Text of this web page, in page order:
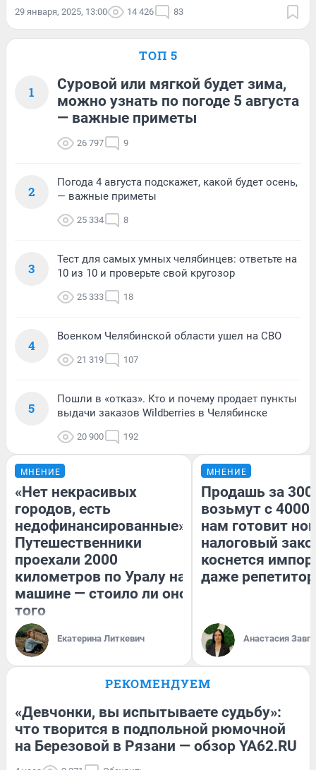
29 января, 2025, 13:00 14 426 83
ТОП 5
1
Суровой или мягкой будет зима,
можно узнать по погоде 5 августа
— важные приметы
26 797 9
2
Погода 4 августа подскажет, какой будет осень,
— важные приметы
25 334 8
3
Тест для самых умных челябинцев: ответьте на
10 из 10 и проверьте свой кругозор
25 333 18
4
Военком Челябинской области ушел на СВО
21 319 107
5
Пошли в «отказ». Кто и почему продает пункты
выдачи заказов Wildberries в Челябинске
20 900 192
МНЕНИЕ
«Нет некрасивых
городов, есть
недофинансированные».
Путешественники
проехали 2000
километров по Уралу на
машине — стоило ли оно
того
Екатерина Литкевич
МНЕНИЕ
Продашь за
возьмут с
нам готовит
налоговый
коснется
даже
Анастасия
РЕКОМЕНДУЕМ
«Девчонки, вы испытываете судьбу»:
что творится в подпольной рюмочной
на Березовой в Рязани — обзор YA62.RU